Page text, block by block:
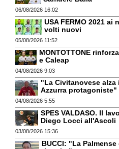
06/08/2026 16:02
USA FERMO 2021
volti nuovi
05/08/2026 11:52
MONTOTTONE
e Caleap
04/08/2026 9:03
"La Civitanovese alza
Azzurra protagoniste"
04/08/2026 5:55
SPES VALDASO. Il
Diego Locci all'Ascoli
03/08/2026 15:36
BUCCI: "La